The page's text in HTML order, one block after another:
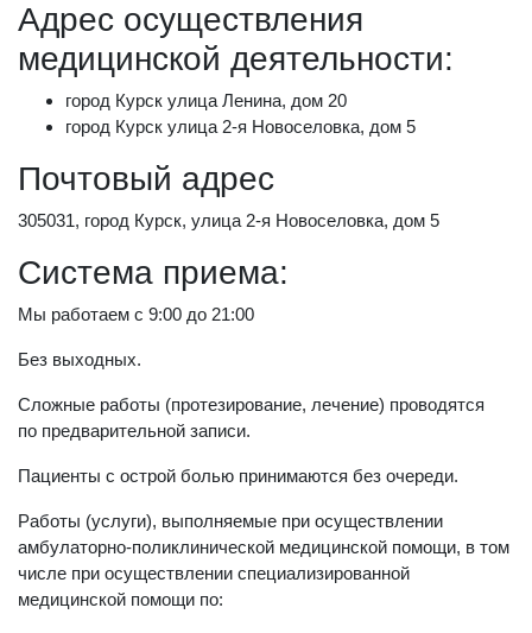
Адрес осуществления
медицинской деятельности:
город Курск улица Ленина, дом 20
город Курск улица 2-я Новоселовка, дом 5
Почтовый адрес
305031, город Курск, улица 2-я Новоселовка, дом 5
Система приема:
Мы работаем с 9:00 до 21:00
Без выходных.
Сложные работы (протезирование, лечение) проводятся
по предварительной записи.
Пациенты с острой болью принимаются без очереди.
Работы (услуги), выполняемые при осуществлении
амбулаторно-поликлинической медицинской помощи, в том
числе при осуществлении специализированной
медицинской помощи по: